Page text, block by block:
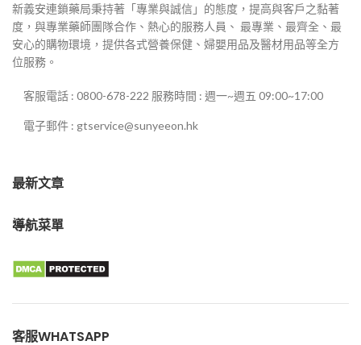
新義安連鎖藥局秉持著「專業與誠信」的態度，提高與客戶之黏著
度，與專業藥師團隊合作、熱心的服務人員、 最專業、最齊全、最
安心的購物環境，提供各式營養保健、婦嬰用品及醫材用品等全方
位服務。
客服電話 : 0800-678-222 服務時間 : 週一~週五 09:00~17:00
電子郵件 : gtservice@sunyeeon.hk
最新文章
導航菜單
客服WHATSAPP